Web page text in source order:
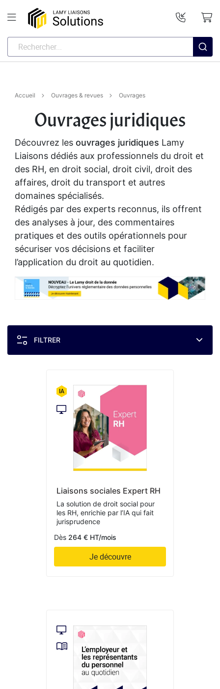
Accueil Ouvrages & revues Ouvrages
Ouvrages juridiques
Découvrez les ouvrages juridiques Lamy
Liaisons dédiés aux professionnels du droit et
des RH, en droit social, droit civil, droit des
affaires, droit du transport et autres
domaines spécialisés.
Rédigés par des experts reconnus, ils offrent
des analyses à jour, des commentaires
pratiques et des outils opérationnels pour
sécuriser vos décisions et faciliter
l’application du droit au quotidien.
FILTRER
Liaisons sociales Expert RH
La solution de droit social pour
les RH, enrichie par l’IA qui fait
jurisprudence
Dès 264 € HT/mois
Je découvre